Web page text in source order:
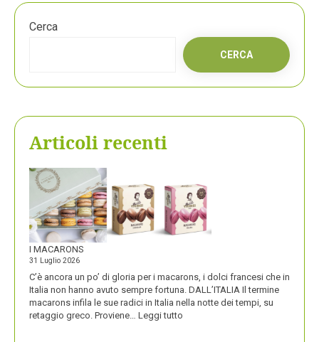
Cerca
CERCA
Articoli recenti
I MACARONS
31 Luglio 2026
C’è ancora un po’ di gloria per i macarons, i dolci francesi che in
Italia non hanno avuto sempre fortuna. DALL’ITALIA Il termine
macarons infila le sue radici in Italia nella notte dei tempi, su
retaggio greco. Proviene… Leggi tutto